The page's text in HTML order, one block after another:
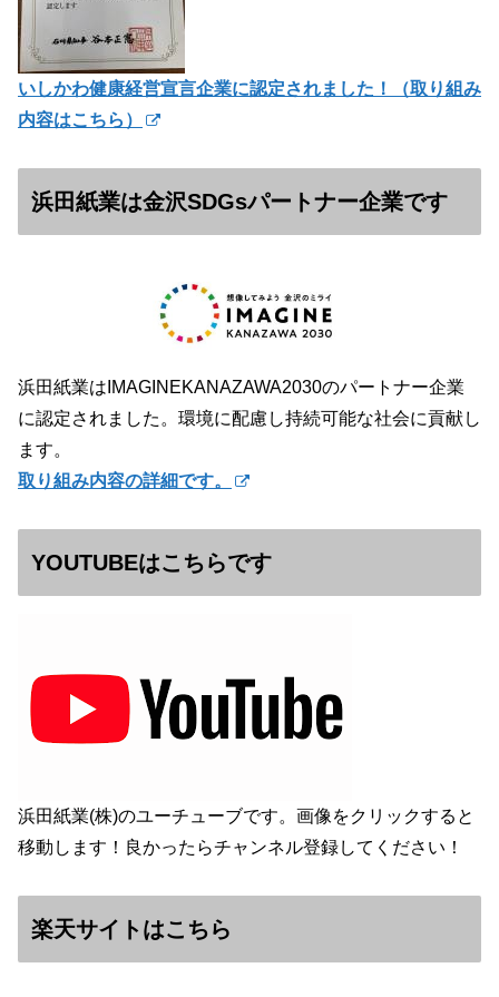
いしかわ健康経営宣言企業に認定されました！（取り組み
内容はこちら）
浜田紙業は金沢SDGsパートナー企業です
浜田紙業はIMAGINEKANAZAWA2030のパートナー企業
に認定されました。環境に配慮し持続可能な社会に貢献し
ます。
取り組み内容の詳細です。
YOUTUBEはこちらです
浜田紙業(株)のユーチューブです。画像をクリックすると
移動します！良かったらチャンネル登録してください！
楽天サイトはこちら